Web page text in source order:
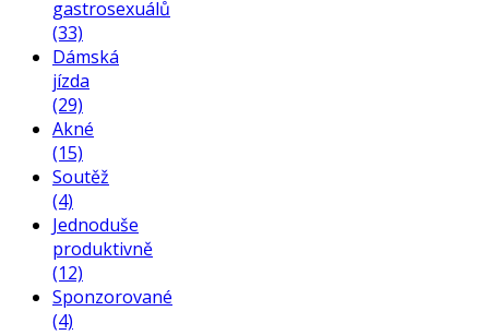
gastrosexuálů
(33)
Dámská
jízda
(29)
Akné
(15)
Soutěž
(4)
Jednoduše
produktivně
(12)
Sponzorované
(4)